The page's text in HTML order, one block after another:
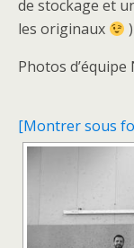
de stockage et
les originaux
)
Photos d’équipe
[Montrer sous